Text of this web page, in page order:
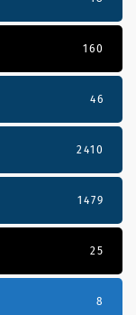
160
46
2410
1479
25
8